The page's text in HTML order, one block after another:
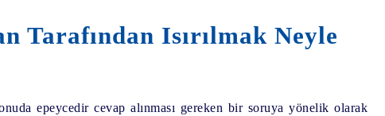
Tarafından Isırılmak Neyle
epeycedir cevap alınması gereken bir soruya yönelik olarak